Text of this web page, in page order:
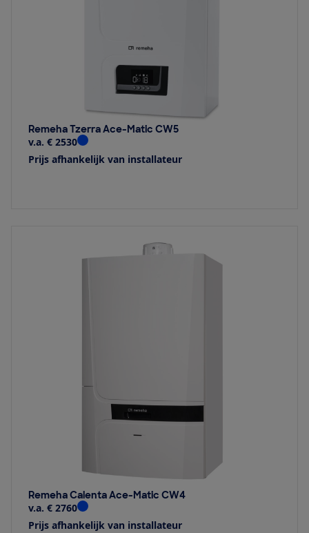
Remeha Tzerra Ace-Matic CW5
v.a. € 2530
Prijs afhankelijk van installateur
Remeha Calenta Ace-Matic CW4
v.a. € 2760
Prijs afhankelijk van installateur